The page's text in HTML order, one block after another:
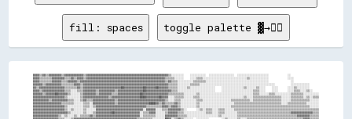
fill: spaces toggle palette ▓→✊🏽